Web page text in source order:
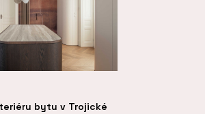
bytu v Trojické